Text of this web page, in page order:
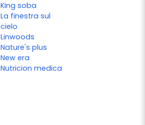
King soba
La finestra sul
cielo
Linwoods
Nature's plus
New era
Nutricion medica